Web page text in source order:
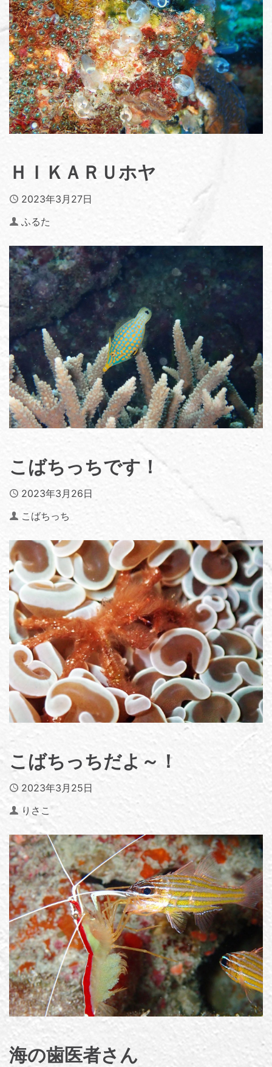
ＨＩＫＡＲＵホヤ
Published
2023年3月27日
Author
ふるた
こばちっちです！
Published
2023年3月26日
Author
こばちっち
こばちっちだよ～！
Published
2023年3月25日
Author
りさこ
海の歯医者さん